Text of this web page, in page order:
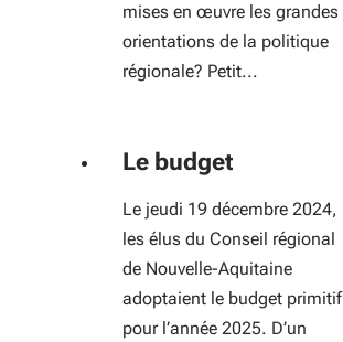
mises en œuvre les grandes
orientations de la politique
régionale? Petit...
Le budget
Le jeudi 19 décembre 2024,
les élus du Conseil régional
de Nouvelle-Aquitaine
adoptaient le budget primitif
pour l’année 2025. D’un